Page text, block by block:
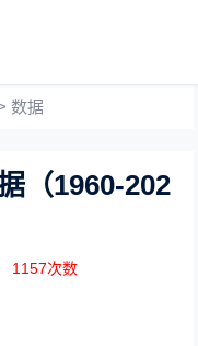
数据
（1960-202
1157次数